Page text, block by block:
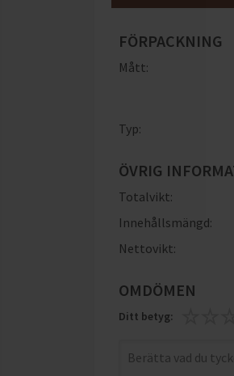
FÖRPACKNING
Mått:
Typ:
ÖVRIG
Totalvikt:
Innehållsmängd:
Nettovikt:
OMDÖMEN
Ditt betyg: